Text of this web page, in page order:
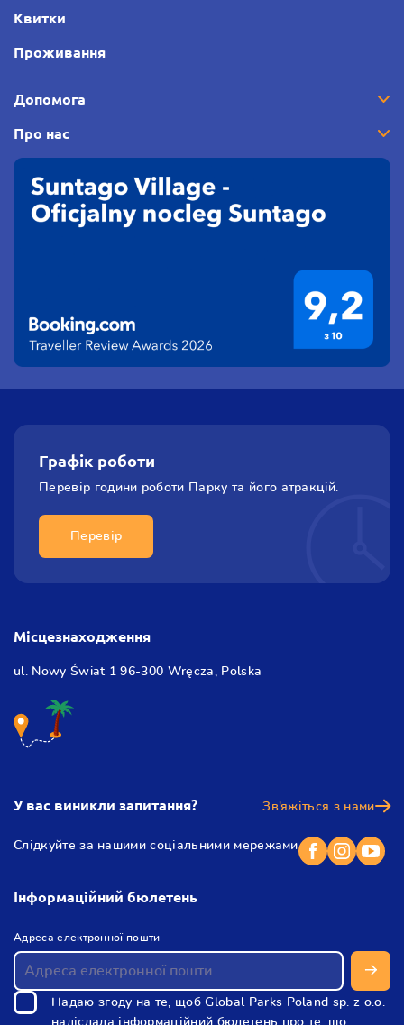
Квитки
Проживання
Допомога
Про нас
Графік роботи
Перевір години роботи Парку та його атракцiй.
Перевір
Місцезнаходження
ul. Nowy Świat 196-300 Wręcza, Polska
У вас виникли запитання? Зв'яжіться з нами
Слідкуйте за нашими соціальними мережами
Інформаційний бюлетень
Адреса електронної пошти(
в
п
і
д
Надаю згоду на те, щоб Global Parks Poland sp. z o.o.
надіслала інформаційний бюлетень про те, що